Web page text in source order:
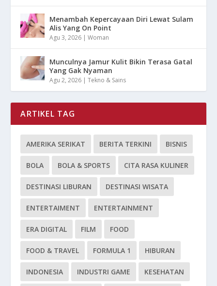
Menambah Kepercayaan Diri Lewat Sulam
Alis Yang On Point
Agu 3, 2026 |Woman
Munculnya Jamur Kulit Bikin Terasa Gatal
Yang Gak Nyaman
Agu 2, 2026 |Tekno & Sains
ARTIKEL TAG
AMERIKA SERIKAT BERITA TERKINI BISNIS
BOLA BOLA & SPORTS CITA RASA KULINER
DESTINASI LIBURAN DESTINASI WISATA
ENTERTAIMENT ENTERTAINMENT
ERA DIGITAL FILM FOOD
FOOD & TRAVEL FORMULA 1 HIBURAN
INDONESIA INDUSTRI GAME KESEHATAN